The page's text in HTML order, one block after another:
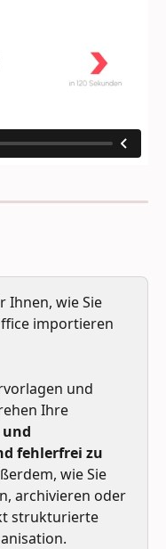
Ihnen, wie Sie
importieren
und
Ihre
fehlerfrei zu
wie Sie
archivieren oder
strukturierte